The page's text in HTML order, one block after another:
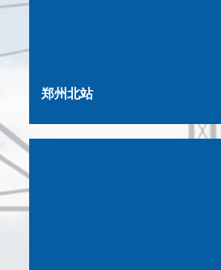
郑州北站